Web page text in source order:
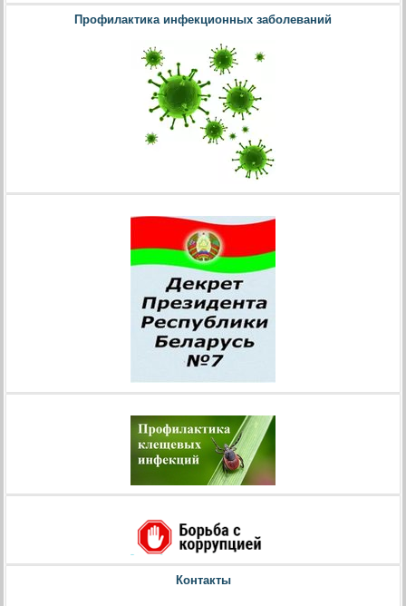
Профилактика инфекционных заболеваний
Контакты